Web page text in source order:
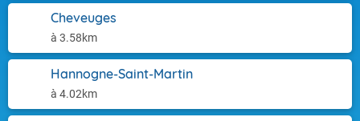
Cheveuges
à 3.58km
Hannogne-Saint-Martin
à 4.02km